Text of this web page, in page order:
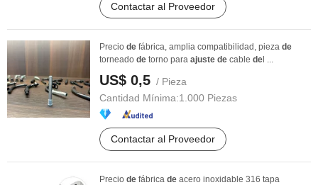
Contactar al Proveedor
Precio de fábrica, amplia compatibilidad, pieza de
torneado de torno para ajuste de cable de l ...
US$ 0,5 / Pieza
Cantidad Mínima:1.000 Piezas
Contactar al Proveedor
Precio de fábrica de acero inoxidable 316 tapa